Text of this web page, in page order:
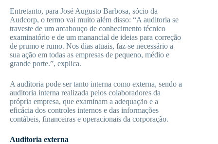
Entretanto, para José Augusto Barbosa, sócio da
Audcorp, o termo vai muito além disso: “A auditoria se
traveste de um arcabouço de conhecimento técnico
examinatório e de um manancial de ideias para correção
de prumo e rumo. Nos dias atuais, faz-se necessário a
sua ação em todas as empresas de pequeno, médio e
grande porte.”, explica.
A auditoria pode ser tanto interna como externa, sendo a
auditoria interna realizada pelos colaboradores da
própria empresa, que examinam a adequação e a
eficácia dos controles internos e das informações
contábeis, financeiras e operacionais da corporação.
Auditoria externa